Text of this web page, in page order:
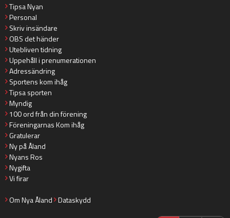
Tipsa Nyan
Personal
Skriv insändare
OBS det händer
Utebliven tidning
Uppehåll i prenumerationen
Adressändring
Sportens kom ihåg
Tipsa sporten
Myndig
100 ord från din förening
Föreningarnas Kom ihåg
Gratulerar
Ny på Åland
Nyans Ros
Nygifta
Vi firar
Om Nya Åland Dataskydd